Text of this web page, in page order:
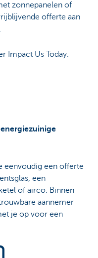
zonnepanelen of
offerte aan
Impact Us Today.
eenvoudig een offerte
een
of airco. Binnen
aannemer
je op voor een